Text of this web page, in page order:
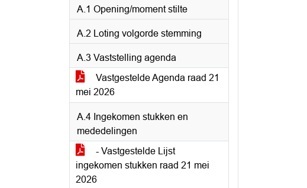
A.1 Opening/moment stilte
A.2 Loting volgorde stemming
A.3 Vaststelling agenda
Vastgestelde Agenda raad 21
mei 2026
A.4 Ingekomen stukken en
mededelingen
- Vastgestelde Lijst
ingekomen stukken raad 21 mei
2026